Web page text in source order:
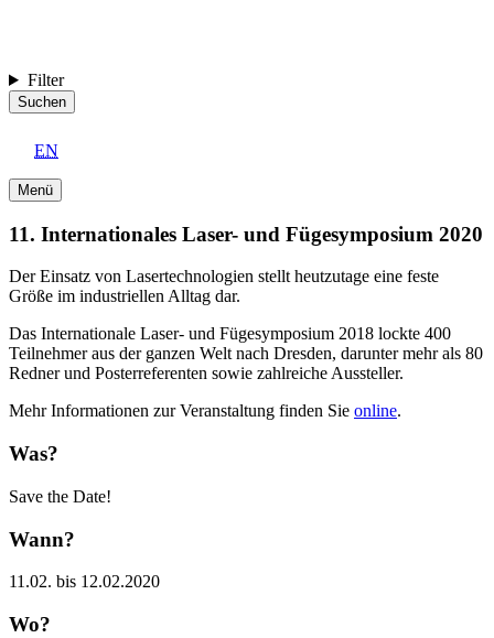
Filter
Suchen
EN
Menü
11. Internationales Laser- und Fügesymposium 2020
Der Einsatz von Lasertechnologien stellt heutzutage eine feste
Größe im industriellen Alltag dar.
Das Internationale Laser- und Fügesymposium 2018 lockte 400
Teilnehmer aus der ganzen Welt nach Dresden, darunter mehr als 80
Redner und Posterreferenten sowie zahlreiche Aussteller.
Mehr Informationen zur Veranstaltung finden Sie online.
Was?
Save the Date!
Wann?
11.02. bis 12.02.2020
Wo?